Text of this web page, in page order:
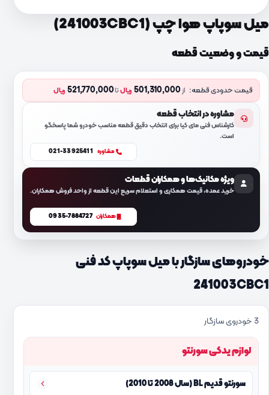
میل سوپاپ هوا چپ (241003CBC1)
قیمت و وضعیت قطعه
قیمت حدودی قطعه: از501,310,000 ریالتا521,770,000 ریال
مشاوره در انتخاب قطعه
کارشناس فنی مای کیا برای انتخاب دقیق قطعه مناسب خودرو شما پاسخگو
است.
مشاوره 021-33925411
ویژه مکانیک‌ها و همکاران قطعات
خرید عمده، قیمت همکاری و استعلام سریع این قطعه از واحد فروش همکاران.
همکاران 0935-7884727
خودروهای سازگار با میل سوپاپ کد فنی
241003CBC1
3 خودروی سازگار
لوازم یدکی سورنتو
سورنتو قدیم BL (سال 2008 تا 2010)